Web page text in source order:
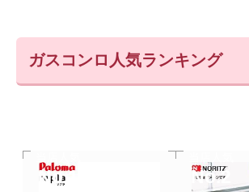
ガスコンロ人気ランキング
No.1 No.2